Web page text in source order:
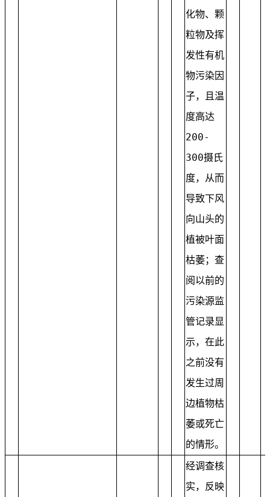
化物、颗
粒物及挥
发性有机
物污染因
子，且温
度高达
200-
300摄氏
度，从而
导致下风
向山头的
植被叶面
枯萎；查
阅以前的
污染源监
管记录显
示，在此
之前没有
发生过周
边植物枯
萎或死亡
的情形。
经调查核
实，反映